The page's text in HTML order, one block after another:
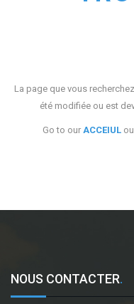
La page que vous
été modifiée ou est
Go to our ACCEIUL
NOUS CONTACTER.